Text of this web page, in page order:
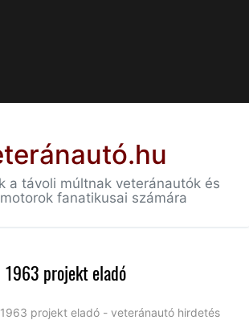
a távoli múltnak veteránautók és
fanatikusai számára
projekt eladó